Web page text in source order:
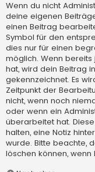
Wenn du nicht
deine eigenen
einen Beitrag
Symbol für den
dies nur für einen
möglich. Wenn
hat, wird dein Beitrag
gekennzeichnet. Es
Zeitpunkt der
nicht, wenn noch
oder wenn ein
überarbeitet hat.
halten, eine Notiz
wurde. Bitte beachte,
löschen können,